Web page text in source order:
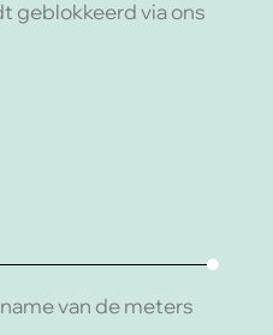
geblokkeerd via ons
van de meters